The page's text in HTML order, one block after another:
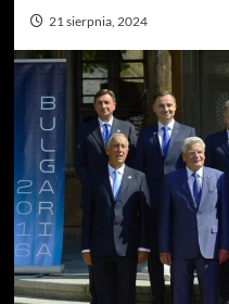
21 sierpnia, 2024